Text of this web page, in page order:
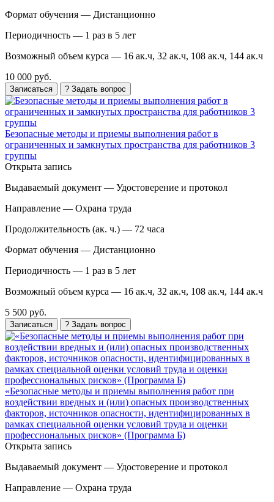
Формат обучения — Дистанционно
Периодичность — 1 раз в 5 лет
Возможный объем курса — 16 ак.ч, 32 ак.ч, 108 ак.ч, 144 ак.ч
10 000 руб.
Записаться ? Задать вопрос
Безопасные методы и приемы выполнения работ в
ограниченных и замкнутых пространства для работников 3
группы
Открыта запись
Выдаваемый документ — Удостоверение и протокол
Направление — Охрана труда
Продолжительность (ак. ч.) — 72 часа
Формат обучения — Дистанционно
Периодичность — 1 раз в 5 лет
Возможный объем курса — 16 ак.ч, 32 ак.ч, 108 ак.ч, 144 ак.ч
5 500 руб.
Записаться ? Задать вопрос
«Безопасные методы и приемы выполнения работ при
воздействии вредных и (или) опасных производственных
факторов, источников опасности, идентифицированных в
рамках специальной оценки условий труда и оценки
профессиональных рисков» (Программа Б)
Открыта запись
Выдаваемый документ — Удостоверение и протокол
Направление — Охрана труда